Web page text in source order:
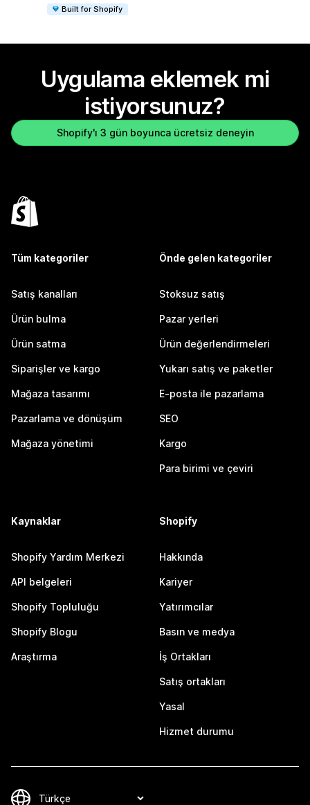
Built for Shopify
Uygulama eklemek mi
istiyorsunuz?
Shopify'ı 3 gün boyunca ücretsiz deneyin
Tüm kategoriler
Satış kanalları
Ürün bulma
Ürün satma
Siparişler ve kargo
Mağaza tasarımı
Pazarlama ve dönüşüm
Mağaza yönetimi
Önde gelen kategoriler
Stoksuz satış
Pazar yerleri
Ürün değerlendirmeleri
Yukarı satış ve paketler
E-posta ile pazarlama
SEO
Kargo
Para birimi ve çeviri
Kaynaklar
Shopify Yardım Merkezi
API belgeleri
Shopify Topluluğu
Shopify Blogu
Araştırma
Shopify
Hakkında
Kariyer
Yatırımcılar
Basın ve medya
İş Ortakları
Satış ortakları
Yasal
Hizmet durumu